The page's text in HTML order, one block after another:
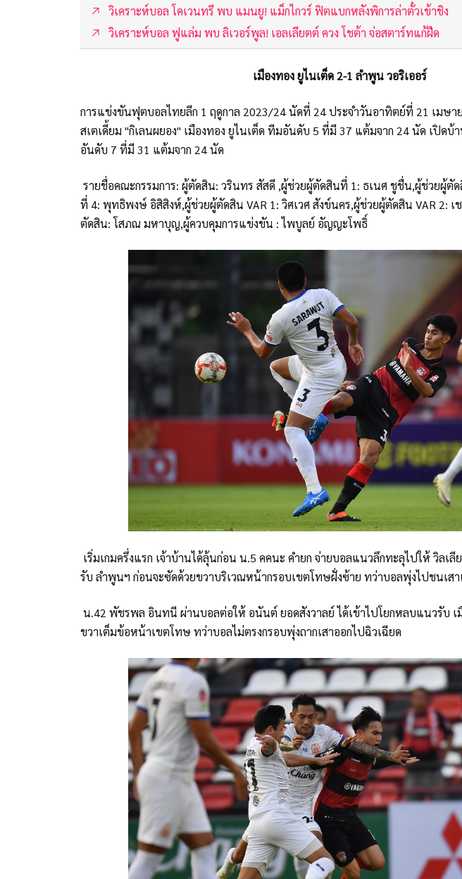
วิเคราะห์บอล โคเวนทรี พบ แมนยู! แม็กไกวร์ ฟิตแบกหลังพิการล่าตั๋วเข้าชิง
วิเคราะห์บอล ฟูแล่ม พบ ลิเวอร์พูล! เอลเลียตต์ ควง โชต้า จ่อสตาร์ทแก้ฝืด
เมืองทอง ยูไนเต็ด 2-1 ลำพูน วอริเออร์
การแข่งขันฟุตบอลไทยลีก 1 ฤดูกาล 2023/24 นัดที่ 24 ประจำวันอาทิตย์ที่ 21 เมษา
สเตเดี้ยม "กิเลนผยอง" เมืองทอง ยูไนเต็ด ทีมอันดับ 5 ที่มี 37 แต้มจาก 24 นัด เปิดบ้
อันดับ 7 ที่มี 31 แต้มจาก 24 นัด
รายชื่อคณะกรรมการ: ผู้ตัดสิน: วรินทร สัสดี ,ผู้ช่วยผู้ตัดสินที่ 1: ธเนศ ชูชื่น,ผู้ช่วยผู้ตั
ที่ 4: พุทธิพงษ์ อิสิสิงห์,ผู้ช่วยผู้ตัดสิน VAR 1: วิศเวศ สังข์นคร,ผู้ช่วยผู้ตัดสิน VAR 2:
ตัดสิน: โสภณ มหาบุญ,ผู้ควบคุมการแข่งขัน : ไพบูลย์ อัญญะโพธิ์
เริ่มเกมครึ่งแรก เจ้าบ้านได้ลุ้นก่อน น.5 คคนะ คำยก จ่ายบอลแนวลึกทะลุไปให้ วิล
รับ ลำพูนฯ ก่อนจะซัดด้วยขวาบริเวณหน้ากรอบเขตโทษฝั่งซ้าย ทว่าบอลพุ่งไปชนเส
น.42 พัชรพล อินทนี ผ่านบอลต่อให้ อนันต์ ยอดสังวาลย์ ได้เข้าไปโยกหลบแนวรับ เ
ขวาเต็มข้อหน้าเขตโทษ ทว่าบอลไม่ตรงกรอบพุ่งถากเสาออกไปฉิวเฉียด